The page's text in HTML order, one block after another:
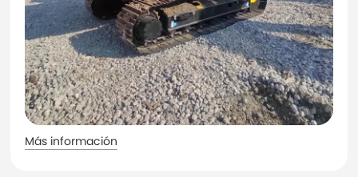
Más información